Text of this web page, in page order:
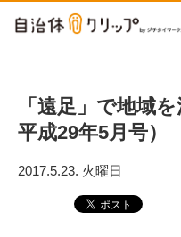
「遠足」で地域
平成29年5月号）
2017.5.23. 火曜日